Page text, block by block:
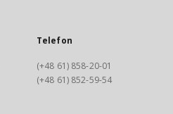
Telefon
(+48 61) 858-20-01
(+48 61) 852-59-54